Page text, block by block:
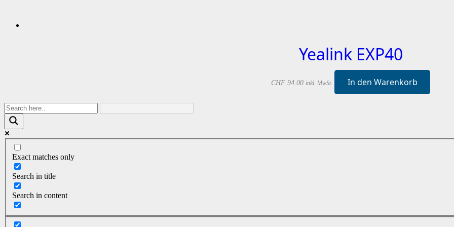
Yealink EXP40
CHF94.00 inkl. MwSt. In den Warenkorb
Exact matches only
Search in title
Search in content